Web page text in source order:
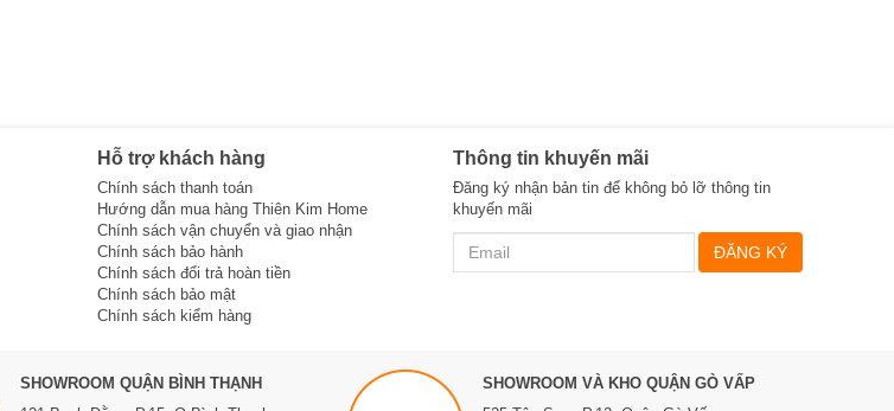
Hỗ trợ khách hàng
Chính sách thanh toán
Hướng dẫn mua hàng Thiên Kim Home
Chính sách vận chuyển và giao nhận
Chính sách bảo hành
Chính sách đổi trả hoàn tiền
Chính sách bảo mật
Chính sách kiểm hàng
Thông tin khuyến mãi
Đăng ký nhận bản tin để không bỏ lỡ thông tin
khuyến mãi
ĐĂNG KÝ
SHOWROOM QUẬN BÌNH THẠNH
SHOWROOM VÀ KHO QUẬN GÒ VẤP